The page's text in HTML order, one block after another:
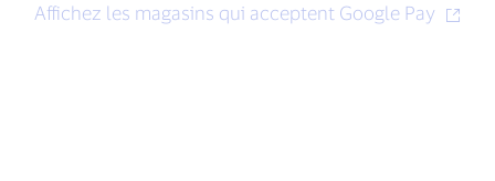
Affichez les magasins qui acceptent Google Pay